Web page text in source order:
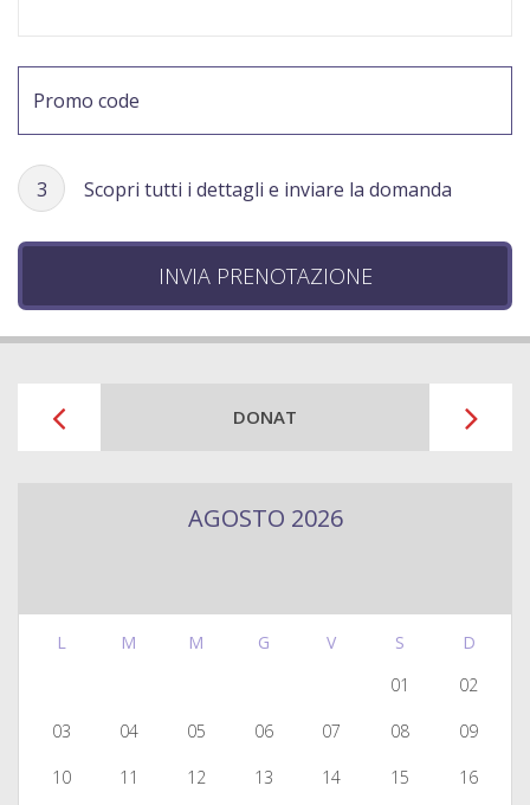
3 Scopri tutti i dettagli e inviare la domanda
DONAT
AGOSTO 2026
L M M G V S
D
01
02
03 04 05 06 07 08 09
10 11 12 13 14 15 16